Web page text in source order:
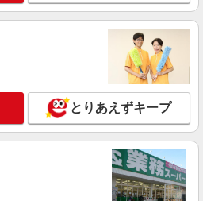
／面接なし！シニア向け住宅
仕事は見守りなど
円〜2062円 ＜日払い有/週払い有/交
詳細を見る
NEW
区＊グループホームSTAFF＊生活の
とりあえずキープ